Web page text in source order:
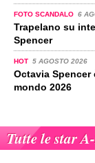
FOTO SCANDALO 6
Trapelano su
Spencer
HOT 5 AGOSTO 2026
Octavia
mondo 2026
Tutte le star